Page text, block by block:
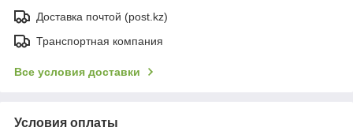
Доставка почтой (post.kz)
Транспортная компания
Все условия доставки
Условия оплаты